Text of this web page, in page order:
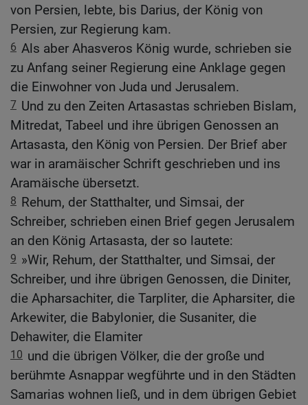
von Persien, lebte, bis Darius, der König von
Persien, zur Regierung kam.
6 Als aber Ahasveros König wurde, schrieben sie
zu Anfang seiner Regierung eine Anklage gegen
die Einwohner von Juda und Jerusalem.
7 Und zu den Zeiten Artasastas schrieben Bislam,
Mitredat, Tabeel und ihre übrigen Genossen an
Artasasta, den König von Persien. Der Brief aber
war in aramäischer Schrift geschrieben und ins
Aramäische übersetzt.
8 Rehum, der Statthalter, und Simsai, der
Schreiber, schrieben einen Brief gegen Jerusalem
an den König Artasasta, der so lautete:
9 »Wir, Rehum, der Statthalter, und Simsai, der
Schreiber, und ihre übrigen Genossen, die Diniter,
die Apharsachiter, die Tarpliter, die Apharsiter, die
Arkewiter, die Babylonier, die Susaniter, die
Dehawiter, die Elamiter
10 und die übrigen Völker, die der große und
berühmte Asnappar wegführte und in den Städten
Samarias wohnen ließ, und in dem übrigen Gebiet